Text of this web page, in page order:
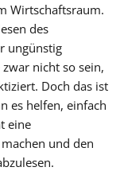
Wirtschaftsraum.
des
ungünstig
nicht so sein,
Doch das ist
es helfen, einfach
eine
und den